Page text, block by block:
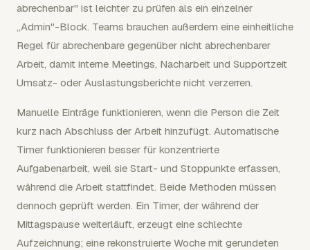
abrechenbar" ist leichter zu prüfen als ein einzelner
„Admin"-Block. Teams brauchen außerdem eine einheitliche
Regel für abrechenbare gegenüber nicht abrechenbarer
Arbeit, damit interne Meetings, Nacharbeit und Supportzeit
Umsatz- oder Auslastungsberichte nicht verzerren.
Manuelle Einträge funktionieren, wenn die Person die Zeit
kurz nach Abschluss der Arbeit hinzufügt. Automatische
Timer funktionieren besser für konzentrierte
Aufgabenarbeit, weil sie Start- und Stoppunkte erfassen,
während die Arbeit stattfindet. Beide Methoden müssen
dennoch geprüft werden. Ein Timer, der während der
Mittagspause weiterläuft, erzeugt eine schlechte
Aufzeichnung; eine rekonstruierte Woche mit gerundeten